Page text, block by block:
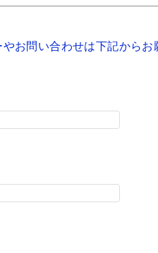
お問い合わせは下記からお